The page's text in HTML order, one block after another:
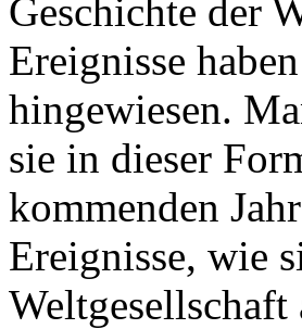
Geschichte der
Ereignisse
hingewiesen.
sie in dieser
kommenden
Ereignisse, wie
Weltgesellschaft